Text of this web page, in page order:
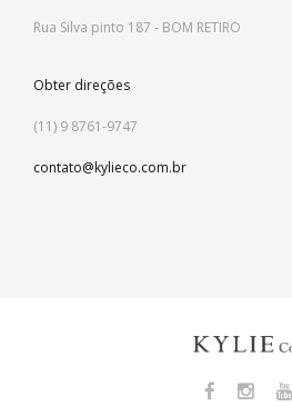
Rua Silva pinto 187 - BOM RETIRO
Obter direções
(11) 9 8761-9747
contato@kylieco.com.br